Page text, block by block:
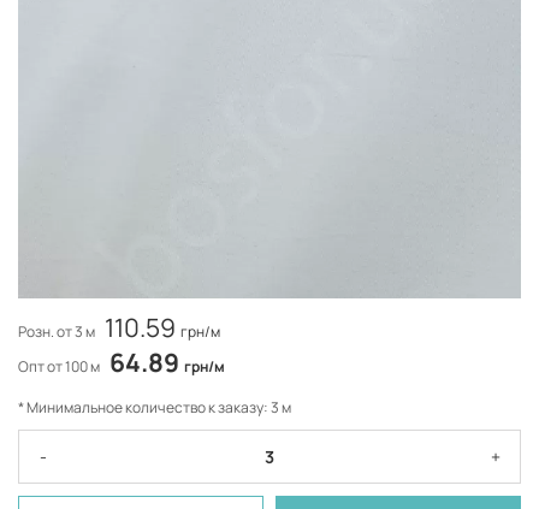
Розн. от 3 м 110.59 грн/м
Опт от 100 м 64.89 грн/м
* Минимальное количество к заказу: 3 м
- +